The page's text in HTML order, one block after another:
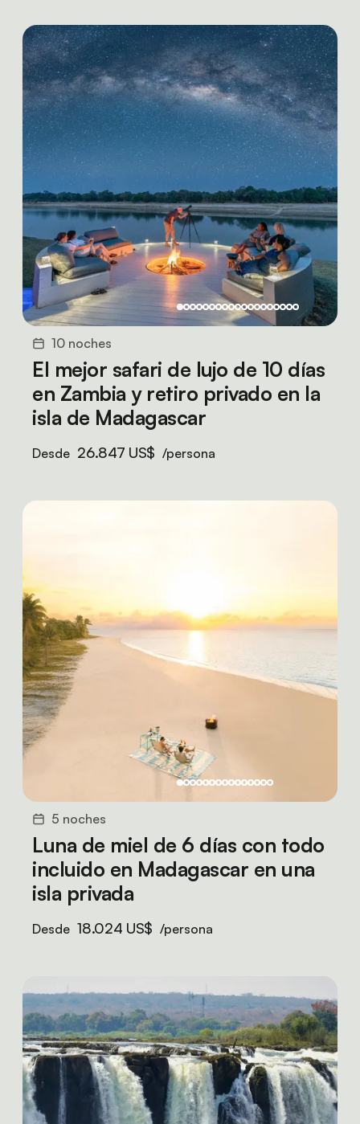
10 noches
El mejor safari de lujo de 10 días
en Zambia y retiro privado en la
isla de Madagascar
Desde 26.847 US$ /persona
5 noches
Luna de miel de 6 días con todo
incluido en Madagascar en una
isla privada
Desde 18.024 US$ /persona